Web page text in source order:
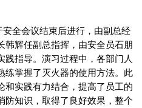
全会议结束后进行，由副总经
韩辉任副总指挥，由安全员石朋
践指导。演习过程中，各部门人
练掌握了灭火器的使用方法。此
和实践有力结合，提高了员工的
防知识，取得了良好效果，整个